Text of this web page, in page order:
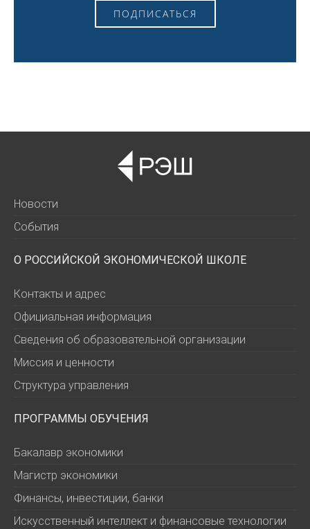
ПОДПИСАТЬСЯ
Новости
События
О РОССИЙСКОЙ ЭКОНОМИЧЕСКОЙ ШКОЛЕ
Контакты и адрес
Официальная информация
Сведения об образовательной организации
Миссия и ценности
Структура управления
ПРОГРАММЫ ОБУЧЕНИЯ
Бакалавр экономики
Магистр экономики
Финансы, инвестиции, банки
Искусственный интеллект и финансовые технологии